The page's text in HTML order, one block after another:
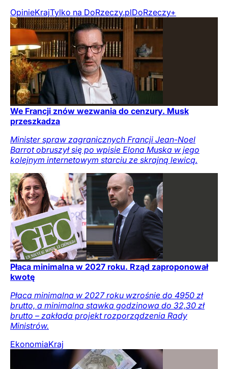
OpinieKrajTylko na DoRzeczy.plDoRzeczy+
We Francji znów wezwania do cenzury. Musk
przeszkadza
Minister spraw zagranicznych Francji Jean-Noel
Barrot obruszył się po wpisie Elona Muska w jego
kolejnym internetowym starciu ze skrajną lewicą.
Płaca minimalna w 2027 roku. Rząd zaproponował
kwotę
Płaca minimalna w 2027 roku wzrośnie do 4950 zł
brutto, a minimalna stawka godzinowa do 32,30 zł
brutto – zakłada projekt rozporządzenia Rady
Ministrów.
EkonomiaKraj